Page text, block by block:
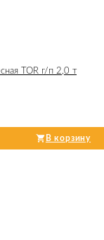
TOR г/п 2,0 т
В корзину